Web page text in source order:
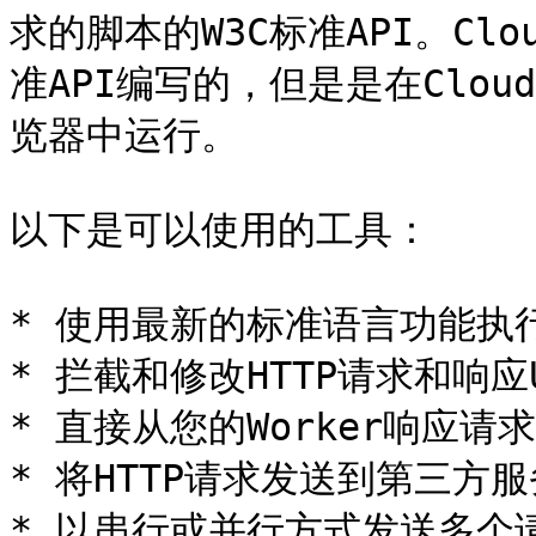
求的脚本的W3C标准API。
准API编写的，但是是在
览器中运行。
以下是可以使用的工具：
* 使用最新的标准语言功能
* 拦截和修改HTTP请求和响
* 直接从您的Worker响应请
* 将HTTP请求发送到第三方